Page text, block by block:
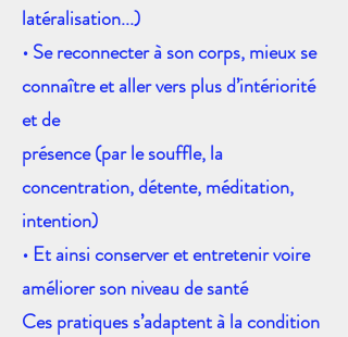
latéralisation...)
• Se reconnecter à son corps, mieux se
connaître et aller vers plus d’intériorité
et de
présence (par le souffle, la
concentration, détente, méditation,
intention)
• Et ainsi conserver et entretenir voire
améliorer son niveau de santé
Ces pratiques s’adaptent à la condition